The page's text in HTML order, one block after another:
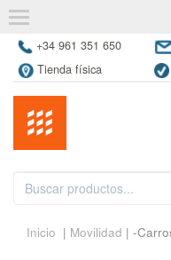
+34 961 351 650
Tienda física
Inicio | Movilidad | -